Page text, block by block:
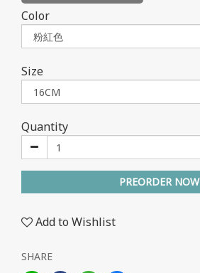
Color
Size
Quantity
PREORDER NOW
Add to Wishlist
SHARE